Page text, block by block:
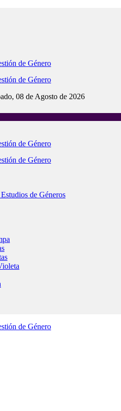
08 de Agosto de 2026
de Géneros